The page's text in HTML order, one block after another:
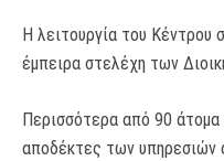
Η λειτουργία του Κέντρου
έμπειρα στελέχη των
Περισσότερα από 90 άτομα
αποδέκτες των υπηρεσιών